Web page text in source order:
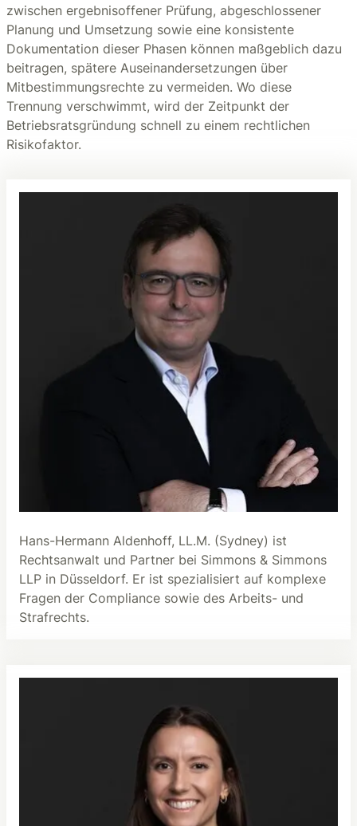
zwischen ergebnisoffener Prüfung, abgeschlossener
Planung und Umsetzung sowie eine konsistente
Dokumentation dieser Phasen können maßgeblich dazu
beitragen, spätere Auseinandersetzungen über
Mitbestimmungsrechte zu vermeiden. Wo diese
Trennung verschwimmt, wird der Zeitpunkt der
Betriebsratsgründung schnell zu einem rechtlichen
Risikofaktor.
Hans-Hermann Aldenhoff, LL.M. (Sydney) ist
Rechtsanwalt und Partner bei Simmons & Simmons
LLP in Düsseldorf. Er ist spezialisiert auf komplexe
Fragen der Compliance sowie des Arbeits- und
Strafrechts.